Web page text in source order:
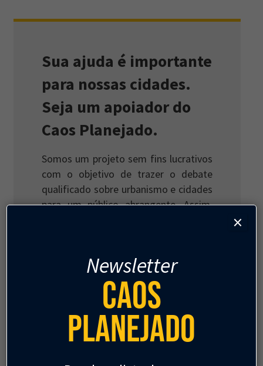
Sua ajuda é importante
para nossas cidades.
Seja um apoiador do
Caos Planejado.
Somos um projeto sem fins lucrativos
com o objetivo de trazer o debate
qualificado sobre urbanismo e cidades
para um público abrangente. Assim,
Em um momento de crise para
publicações que priorizam a qualidade
da informação, contamos com a sua
ajuda para continuar produzindo
conteúdos independentes, livres de
Newsletter
Caos
Planejado
×